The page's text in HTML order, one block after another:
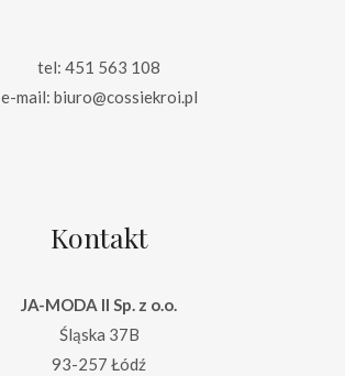
tel: 451 563 108
e-mail: biuro@cossiekroi.pl
Kontakt
JA-MODA II Sp. z o.o.
Śląska 37B
93-257 Łódź